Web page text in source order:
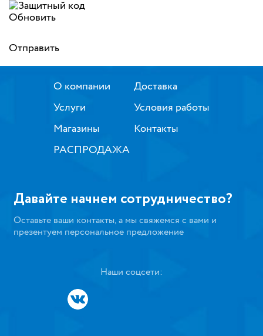
Обновить
Отправить
О компании
Услуги
Магазины
РАСПРОДАЖА
Доставка
Условия работы
Контакты
Давайте начнем сотрудничество?
Оставьте ваши контакты, а мы свяжемся с вами и
презентуем персональное предложение
Наши соцсети: